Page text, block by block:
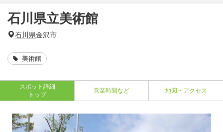
石川県立美術館
石川県金沢市
美術館
スポット詳細
トップ
営業時間など 地図・アクセス